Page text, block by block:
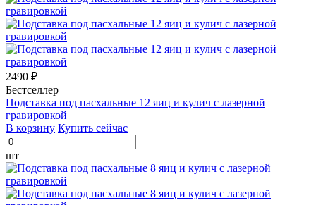
2490 ₽
Бестселлер
Подставка под пасхальные 12 яиц и кулич с лазерной
гравировкой
В корзину Купить сейчас
шт